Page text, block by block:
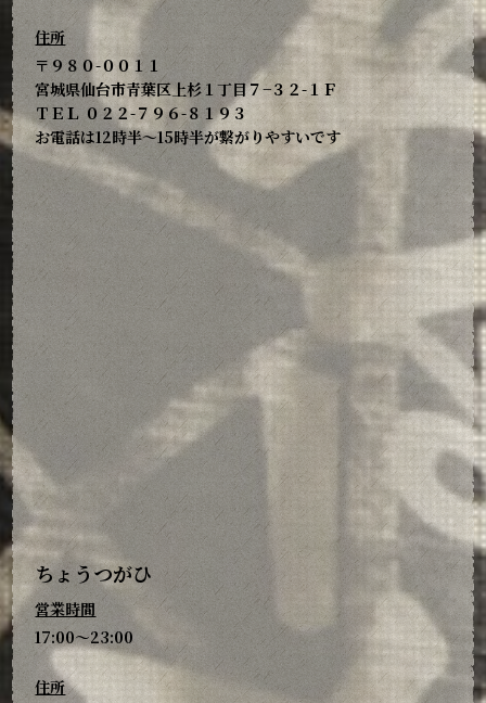
住所
〒９８０-００１１
宮城県仙台市青葉区上杉１丁目７−３２-１Ｆ
ＴＥＬ ０２２-７９６-８１９３
お電話は12時半～15時半が繋がりやすいです
ちょうつがひ
営業時間
17:00～23:00
住所